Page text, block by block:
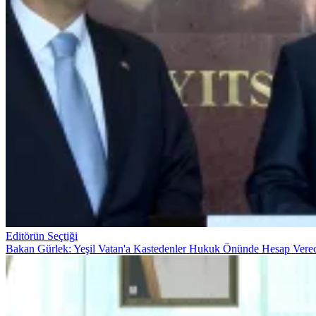
Editörün Seçtiği
Bakan Gürlek: Yeşil Vatan'a Kastedenler Hukuk Önünde Hesap